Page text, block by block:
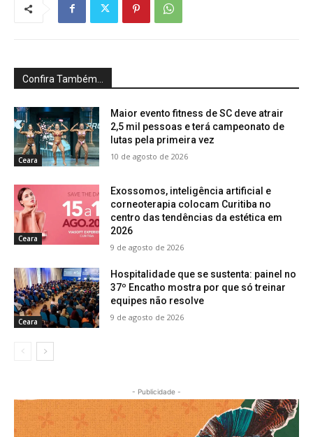
Confira Também...
Ceara
Maior evento fitness de SC deve atrair
2,5 mil pessoas e terá campeonato de
lutas pela primeira vez
10 de agosto de 2026
Ceara
Exossomos, inteligência artificial e
corneoterapia colocam Curitiba no
centro das tendências da estética em
2026
9 de agosto de 2026
Ceara
Hospitalidade que se sustenta: painel no
37º Encatho mostra por que só treinar
equipes não resolve
9 de agosto de 2026
- Publicidade -